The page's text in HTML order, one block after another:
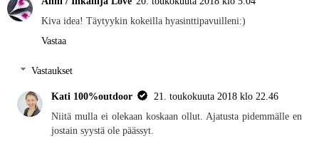
Kiva idea! Täytyykin kokeilla hyasinttipavuilleni:)
Vastaa
Vastaukset
Kati 100%outdoor
21. toukokuuta 2018 klo 22.46
Niitä mulla ei olekaan koskaan ollut. Ajatusta pidemmälle en
jostain syystä ole päässyt.